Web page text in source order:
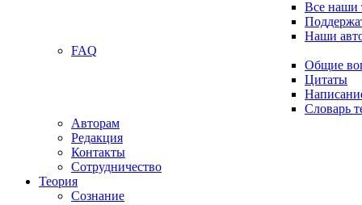
Все наши
Наши
FAQ
Общие
Цитаты
Словарь
Авторам
Редакция
­Контакты
Сотрудничество
Теория
Сознание